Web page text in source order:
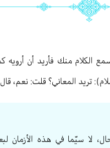
الكلام منك فأريد أن
تريد المعاني؟ قلت: نعم،
لا سيّما في هذه الأزمان